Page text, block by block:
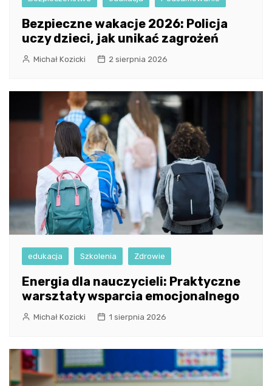
Bezpieczne wakacje 2026: Policja
uczy dzieci, jak unikać zagrożeń
Michał Kozicki 2 sierpnia 2026
edukacja Szkolenia Zdrowie
Energia dla nauczycieli: Praktyczne
warsztaty wsparcia emocjonalnego
Michał Kozicki 1 sierpnia 2026